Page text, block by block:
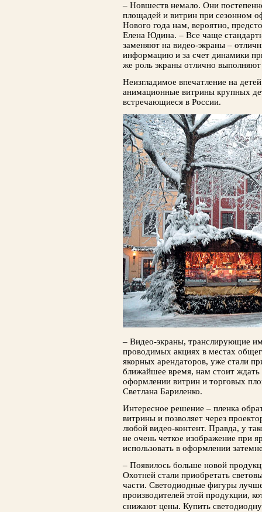
– Новшеств немало. Они
пло­щадей и витрин при сезонном
Ново­го года нам, вероятно,
Елена Юдина. – Все чаще
заменяют на видео-экраны –
информацию и за счет динамики
же роль экраны отлично
Неизгладимое впечатление на
ани­мационные витрины крупных
встречаю­щиеся в России.
– Видео-экраны, транслирующие
проводимых акциях в местах
якор­ных арендаторов, уже стали
ближайшее время, нам стоит ждать
оформлении витрин и торговых
Светлана Бариленко.
Интересное решение – пленка
витрины и позволяет через
любой ви­део-контент. Правда, у
не очень четкое изображение при
использовать в оформ­лении
– Появилось больше новой
Охотней стали приобретать
части. Светодиод­ные фигуры
производителей этой про­дукции,
снижают цены. Купить